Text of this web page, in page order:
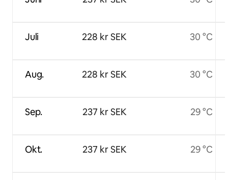
Juli
Aug.
Sep.
Okt.
228 kr SEK
228 kr SEK
237 kr SEK
237 kr SEK
30 °C
30 °C
29 °C
29 °C